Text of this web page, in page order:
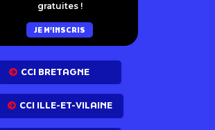
gratuites !
JE M'INSCRIS
CCI BRETAGNE
CCI ILLE-ET-VILAINE